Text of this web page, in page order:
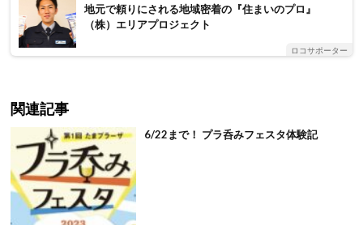
地元で頼りにされる地域密着の『住まいのプロ』
（株）エリアプロジェクト
ロコサポーター
関連記事
6/22まで！ プラ呑みフェスタ体験記